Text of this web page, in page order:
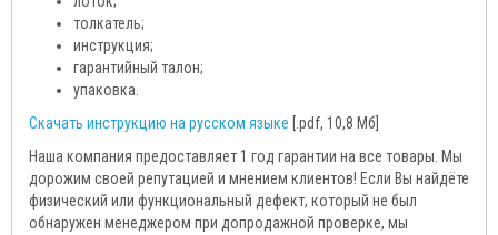
толкатель;
инструкция;
гарантийный талон;
упаковка.
Скачать инструкцию на русском языке [.pdf, 10,8 Мб]
Наша компания предоставляет 1 год гарантии на все товары. Мы
дорожим своей репутацией и мнением клиентов! Если Вы найдёте
физический или функциональный дефект, который не был
обнаружен менеджером при допродажной проверке, мы